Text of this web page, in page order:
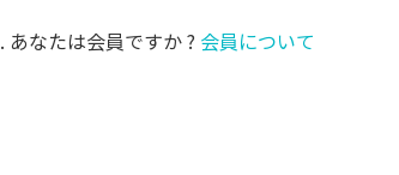
. あなたは会員ですか ? 会員について